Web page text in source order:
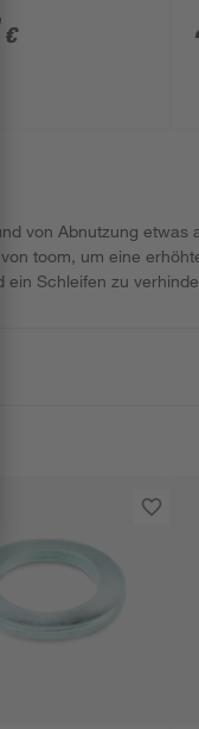
Stück
€
von Abnutzung etwas
toom, um eine
ein Schleifen zu